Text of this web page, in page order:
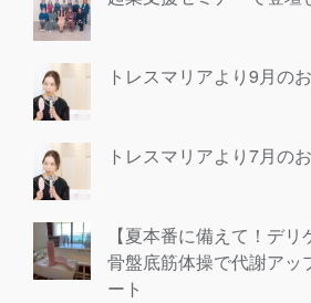
トレスマリアより9月の
トレスマリアより7月の
【夏本番に備えて！デ
骨盤底筋体操で代謝アッ
ート